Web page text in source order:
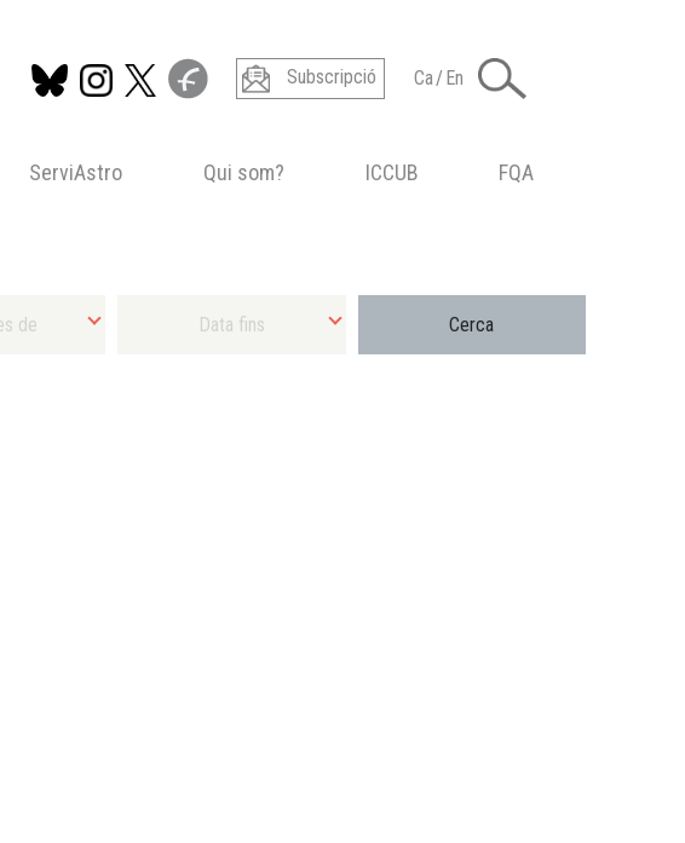
Subscripció Ca/En
ServiAstro Qui som? ICCUB FQA